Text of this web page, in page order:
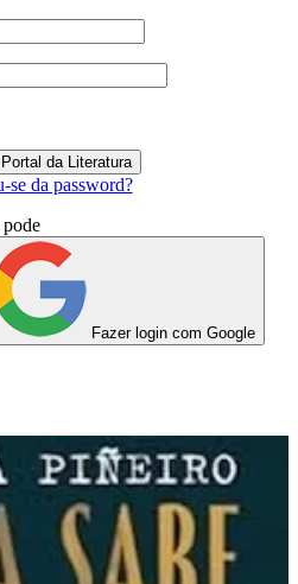
se da password?
Fazer login com Google